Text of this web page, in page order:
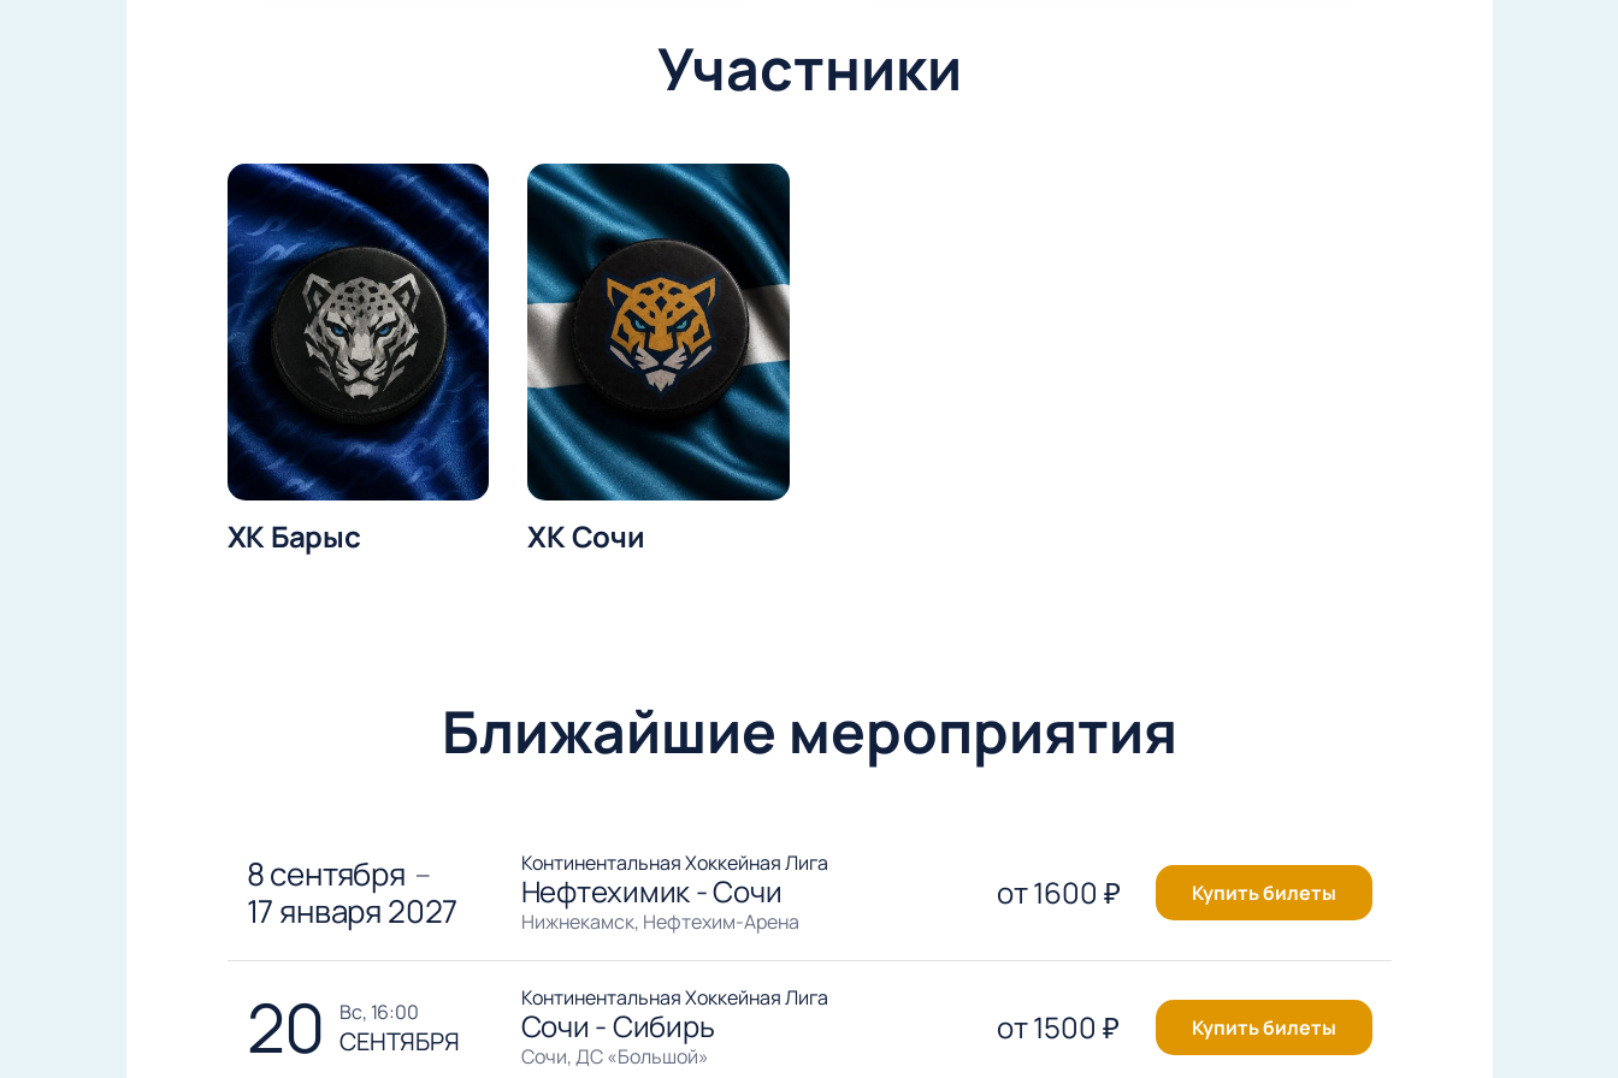
Участники
ХК Барыс ХК Сочи
Ближайшие мероприятия
8 сентября —
17 января 2027
Континентальная Хоккейная Лига
Нефтехимик - Сочи
Нижнекамск, Нефтехим-Арена
от1600 ₽ Купить билеты
20 вс, 16:00
СЕНТЯБРЯ
Континентальная Хоккейная Лига
Сочи - Сибирь
Сочи, ДС «Большой»
от1500 ₽ Купить билеты